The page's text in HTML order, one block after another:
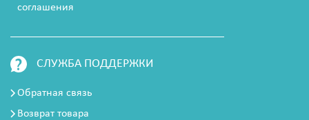
соглашения
СЛУЖБА ПОДДЕРЖКИ
Обратная связь
Возврат товара